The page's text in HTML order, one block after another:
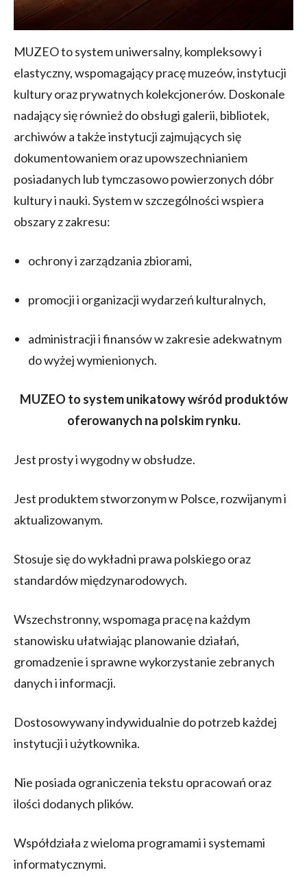
MUZEO to system uniwersalny, kompleksowy i
elastyczny, wspomagający pracę muzeów, instytucji
kultury oraz prywatnych kolekcjonerów. Doskonale
nadający się również do obsługi galerii, bibliotek,
archiwów a także instytucji zajmujących się
dokumentowaniem oraz upowszechnianiem
posiadanych lub tymczasowo powierzonych dóbr
kultury i nauki. System w szczególności wspiera
obszary z zakresu:
ochrony i zarządzania zbiorami,
promocji i organizacji wydarzeń kulturalnych,
administracji i finansów w zakresie adekwatnym
do wyżej wymienionych.
MUZEO to system unikatowy wśród produktów
oferowanych na polskim rynku.
Jest prosty i wygodny w obsłudze.
Jest produktem stworzonym w Polsce, rozwijanym i
aktualizowanym.
Stosuje się do wykładni prawa polskiego oraz
standardów międzynarodowych.
Wszechstronny, wspomaga pracę na każdym
stanowisku ułatwiając planowanie działań,
gromadzenie i sprawne wykorzystanie zebranych
danych i informacji.
Dostosowywany indywidualnie do potrzeb każdej
instytucji i użytkownika.
Nie posiada ograniczenia tekstu opracowań oraz
ilości dodanych plików.
Współdziała z wieloma programami i systemami
informatycznymi.